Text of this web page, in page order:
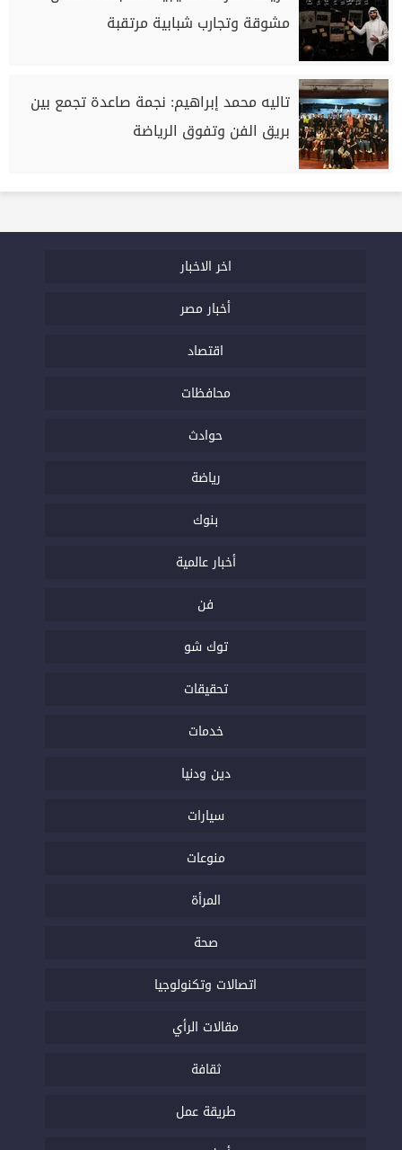
مشوقة وتجارب شبابية مرتقبة
تاليه محمد إبراهيم: نجمة صاعدة تجمع بين
بريق الفن وتفوق الرياضة
اخر الاخبار
أخبار مصر
اقتصاد
محافظات
حوادث
رياضة
بنوك
أخبار عالمية
فن
توك شو
تحقيقات
خدمات
دين ودنيا
سيارات
منوعات
المرأة
صحة
اتصالات وتكنولوجيا
مقالات الرأي
ثقافة
طريقة عمل